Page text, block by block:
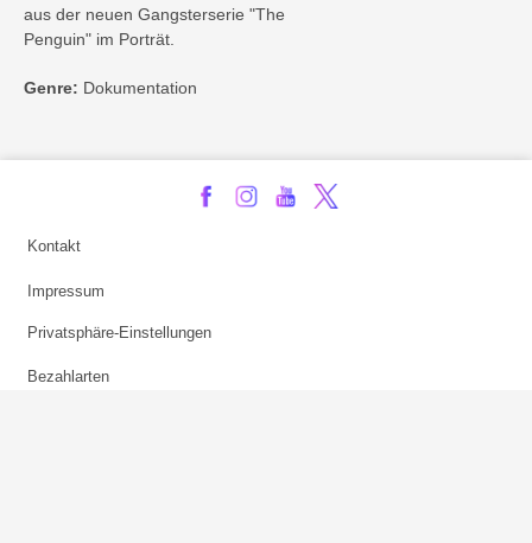
aus der neuen Gangsterserie "The
Penguin" im Porträt.
Genre: Dokumentation
Kontakt
Impressum
Privatsphäre-Einstellungen
Bezahlarten